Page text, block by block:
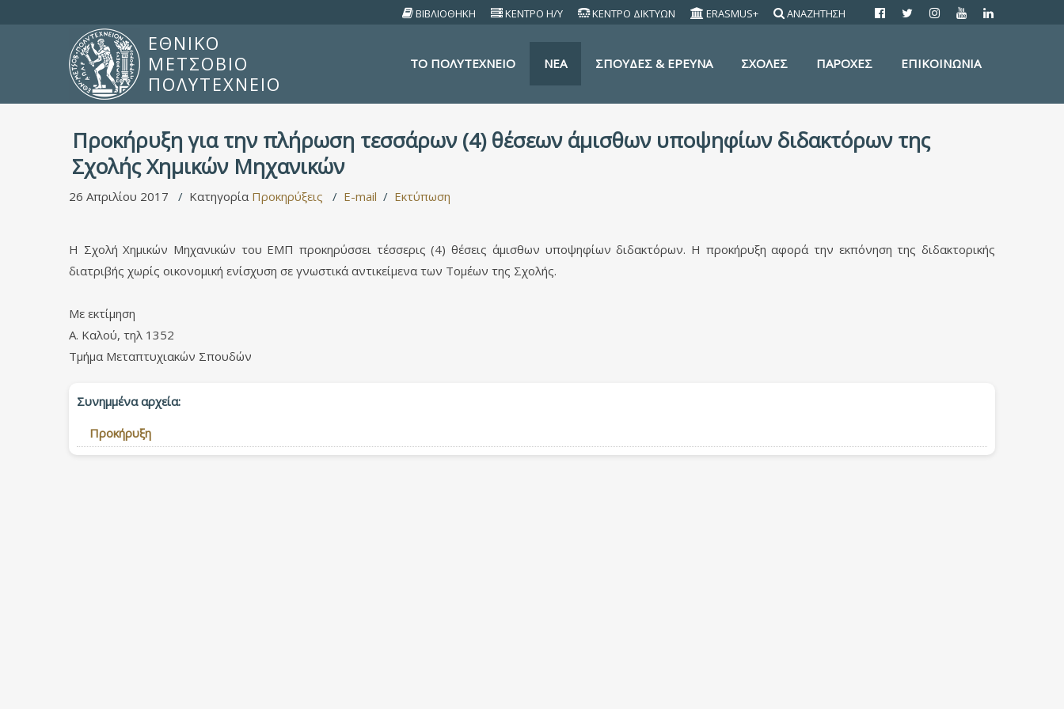
ΒΙΒΛΙΟΘΗΚΗ ΚΕΝΤΡΟ Η/Υ ΚΕΝΤΡΟ ΔΙΚΤΥΩΝ ERASMUS+ ΑΝΑΖΗΤΗΣΗ
ΕΘΝΙΚΟ
ΜΕΤΣΟΒΙΟ
ΠΟΛΥΤΕΧΝΕΙΟ
TO ΠΟΛΥΤΕΧΝΕΙΟ ΝΕΑ ΣΠΟΥΔΕΣ & ΕΡΕΥΝΑ ΣΧΟΛΕΣ ΠΑΡΟΧΕΣ ΕΠΙΚΟΙΝΩΝΙΑ
Προκήρυξη για την πλήρωση τεσσάρων (4) θέσεων άμισθων υποψηφίων διδακτόρων της
Σχολής Χημικών Μηχανικών
26 Απριλίου 2017 Κατηγορία Προκηρύξεις E-mail Εκτύπωση
Η Σχολή Χημικών Μηχανικών του ΕΜΠ προκηρύσσει τέσσερις (4) θέσεις άμισθων υποψηφίων διδακτόρων. Η προκήρυξη αφορά την εκπόνηση της διδακτορικής
διατριβής χωρίς οικονομική ενίσχυση σε γνωστικά αντικείμενα των Τομέων της Σχολής.
Με εκτίμηση
Α. Καλού, τηλ 1352
Τμήμα Μεταπτυχιακών Σπουδών
Συνημμένα αρχεία:
Προκήρυξη